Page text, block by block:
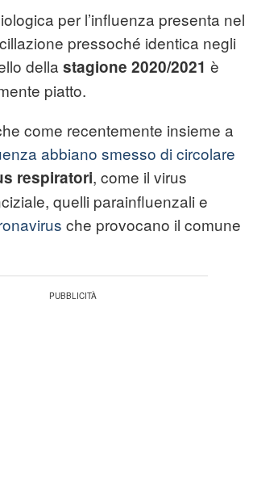
per l’influenza presenta nel
pressoché identica negli
della stagione 2020/2021 è
piatto.
come recentemente insieme a
abbiano smesso di circolare
respiratori, come il virus
quelli parainfluenzali e
che provocano il comune